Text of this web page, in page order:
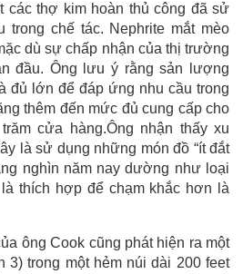
các thợ kim hoàn thủ công đã sử
trong chế tác. Nephrite mắt mèo
dù sự chấp nhận của thị trường
đầu. Ông lưu ý rằng sản lượng
đủ lớn để đáp ứng nhu cầu trong
thêm đến mức đủ cung cấp cho
cửa hàng.Ông nhận thấy xu
là sử dụng những món đồ “ít đắt
nghìn năm nay dường như loại
thích hợp để chạm khắc hơn là
ông Cook cũng phát hiện ra một
3) trong một hẻm núi dài 200 feet